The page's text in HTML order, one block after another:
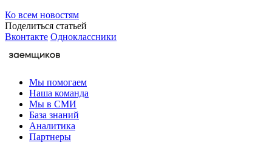
Ко всем новостям
Поделиться статьей
Вконтакте Одноклассники
Мы помогаем
Наша команда
Мы в СМИ
База знаний
Аналитика
Партнеры